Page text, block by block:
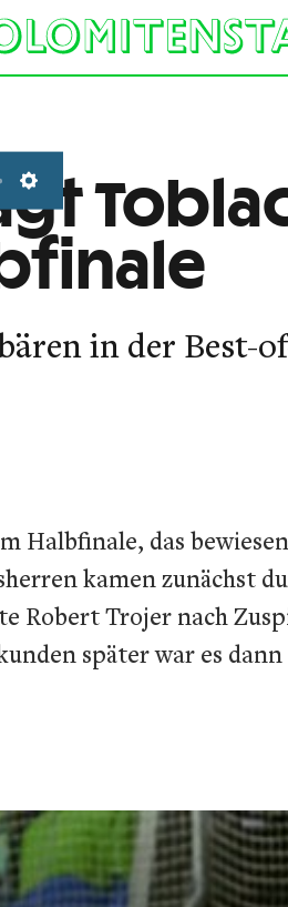
Settings
in der Best-
Halbfinale, das
kamen
Robert Trojer nach
später war es